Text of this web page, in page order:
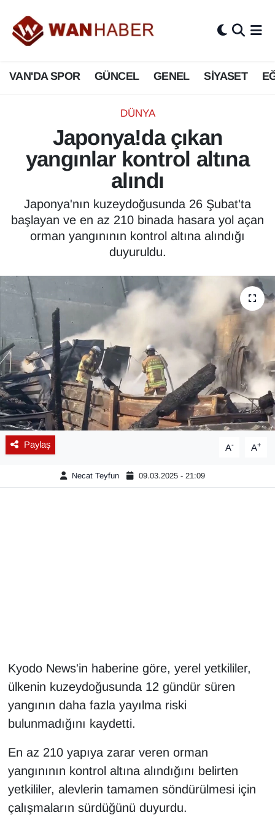
VAN'DA SPOR GÜNCEL GENEL SİYASET
DÜNYA
Japonya!da çıkan
yangınlar kontrol altına
alındı
Japonya'nın kuzeydoğusunda 26 Şubat'ta
başlayan ve en az 210 binada hasara yol açan
orman yangınının kontrol altına alındığı
duyuruldu.
Paylaş A- A+
Necat Teyfun 09.03.2025 - 21:09
Kyodo News'in haberine göre, yerel yetkililer,
ülkenin kuzeydoğusunda 12 gündür süren
yangının daha fazla yayılma riski
bulunmadığını kaydetti.
En az 210 yapıya zarar veren orman
yangınının kontrol altına alındığını belirten
yetkililer, alevlerin tamamen söndürülmesi için
çalışmaların sürdüğünü duyurdu.
3.SAYFA
ASAYİŞ
BİLİM VE TEKNOLOJİ
Biyografi
Bölge Haberleri
ÇEVRE
Deprem
Diğer
DÜNYA
EĞİTİM
EKONOMİ
Eleman
Emlak
En çok konuşulanlar
İngilizce
Kadın
Kim Kimdir?
Kültür & Sanat
Van Nöbetçi Eczaneler
Van Hava Durumu
Van Namaz Vakitleri
Van Trafik Yoğunluk Haritası
Süper Lig Puan Durumu ve Fikstür
Tüm Manşetler
Son Dakika Haberleri